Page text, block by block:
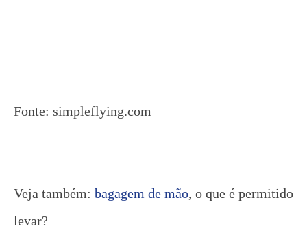
Fonte: simpleflying.com
Veja também: bagagem de mão, o que é permitido
levar?